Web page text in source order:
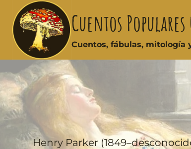
Cuentos
Cuentos, fábulas, mitología
Henry Parker